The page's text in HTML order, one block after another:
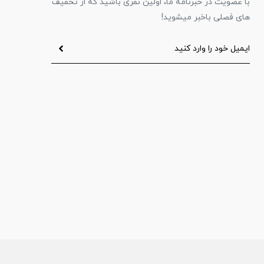
های فصلی باخبر میشوید!